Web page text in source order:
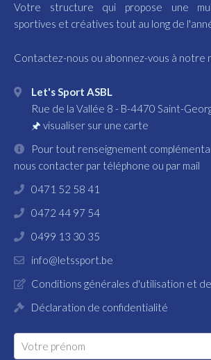
Votre structure qui propose une
sportives et créatives tout au long de
Contactez-nous ou abonnez-vous à notre
Let's Sport ASBL
Rue de la Vallée 8 - B-4470 Saint-
🖈 visualiser sur une carte
Pour tout renseignement
nous contacter par téléphone ou par mail
0471 52 58 41
0472 44 97 54
0499 13 30 35
info@letssport.be
Conditions générales d'utilisation et
Déclaration de confidentialité